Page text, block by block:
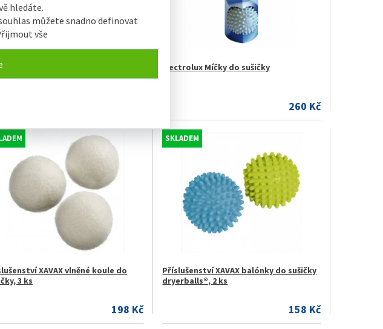
hledáte.
můžete snadno definovat
vše
NDP4 H7A2TCBEX-S Sušička
7 kg, A++, Bílá
Electrolux Míčky do sušičky
260 Kč
XAVAX vlněné koule do
3 ks
198 Kč
SKLADEM
Příslušenství XAVAX balónky do sušičky
dryerballs®, 2 ks
158 Kč